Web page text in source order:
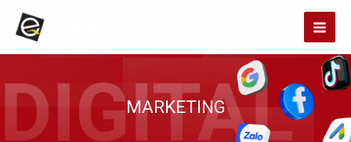
content
MARKETING